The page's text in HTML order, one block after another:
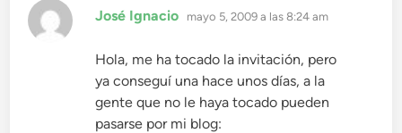
José Ignacio dice:
mayo 5, 2009 a las 8:24 am
Hola, me ha tocado la invitación, pero
ya conseguí una hace unos días, a la
gente que no le haya tocado pueden
pasarse por mi blog: